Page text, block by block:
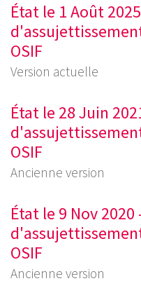
État le 1 Août
OSIF
Version actuelle
État le 28 Juin
OSIF
Ancienne version
État le 9 Nov
OSIF
Ancienne version